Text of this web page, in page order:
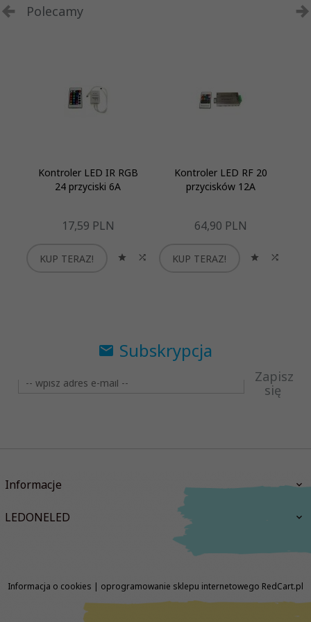
Polecamy
Kontroler LED IR RGB
24 przyciski 6A
17,59 PLN
KUP TERAZ!
Kontroler LED RF 20
przycisków 12A
64,90 PLN
KUP TERAZ!
Subskrypcja
Zapisz
się
Informacje
LEDONELED
Informacja o cookies | oprogramowanie sklepu internetowego RedCart.pl